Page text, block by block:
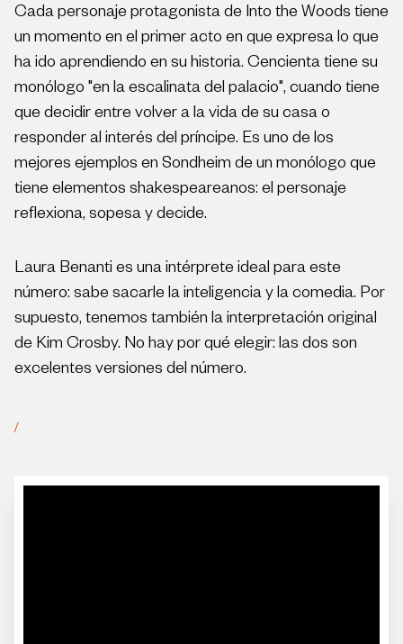
/
Cada personaje protagonista de Into the Woods tiene
un momento en el primer acto en que expresa lo que
ha ido aprendiendo en su historia. Cencienta tiene su
monólogo "en la escalinata del palacio", cuando tiene
que decidir entre volver a la vida de su casa o
responder al interés del príncipe. Es uno de los
mejores ejemplos en Sondheim de un monólogo que
tiene elementos shakespeareanos: el personaje
reflexiona, sopesa y decide.
Laura Benanti es una intérprete ideal para este
número: sabe sacarle la inteligencia y la comedia. Por
supuesto, tenemos también la interpretación original
de Kim Crosby. No hay por qué elegir: las dos son
excelentes versiones del número.